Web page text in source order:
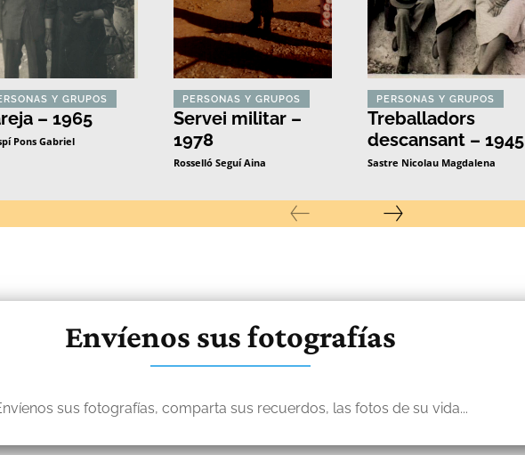
Y GRUPOS
– 1965
Pons Gabriel
PERSONAS Y GRUPOS
Servei militar –
1978
Rosselló Seguí Aina
PERSONAS Y GRUPOS
Treballadors
descansant – 1945
Sastre Nicolau Magdalena
Envíenos sus fotografías
sus fotografías, comparta sus recuerdos, las fotos de su vida...